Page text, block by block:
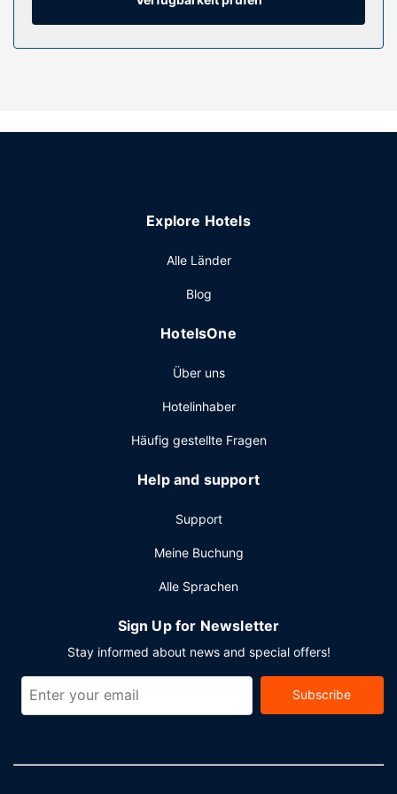
Telefone, mit denen du kostenlose Ortsgespräche führen
Punkten genießen: Terrasse und Garten. Dieses Hotel
Dieses Hotel bietet ein Restaurant mit hervorragenden
beachten). Deinen Durst kannst du an der Bar/Lounge
Zum Angebot gehören ein rund um die Uhr geöffnetes
Textilreinigungsservice. Für Veranstaltungen beherbergt
Explore Hotels
Alle Länder
Blog
HotelsOne
Über uns
Hotelinhaber
Häufig gestellte Fragen
Help and support
Support
Meine Buchung
Alle Sprachen
Sign Up for Newsletter
Stay informed about news and special offers!
Subscribe